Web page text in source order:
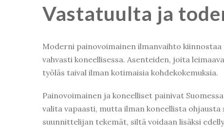
Vastatuulta ja
Moderni painovoimainen ilmanvaihto
vahvasti koneellisessa. Asenteiden, joita
työläs taival ilman kotimaisia kohdekokemuksia.
Painovoimainen ja koneelliset painivat
valita vapaasti, mutta ilman koneellista
suunnittelijan tekemät, siltä voidaan lisäksi